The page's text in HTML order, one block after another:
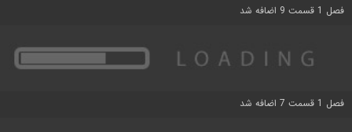
فصل 1 قسمت 9 اضافه شد
فصل 1 قسمت 7 اضافه شد